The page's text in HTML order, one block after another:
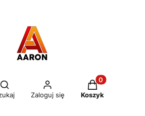
Otwórz wyszukiwarkę
Zaloguj się
Produkty w
Koszyk